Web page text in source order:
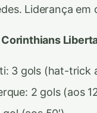
Liderança
3 gols (hat-trick
2 gols (aos